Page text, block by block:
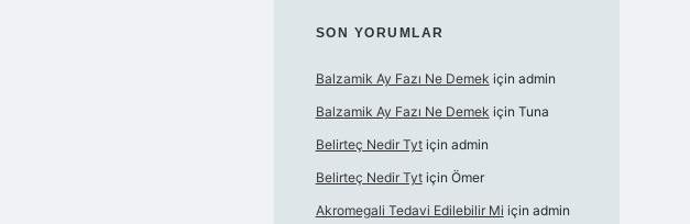
SON YORUMLAR
Balzamik Ay Fazı Ne Demek için admin
Balzamik Ay Fazı Ne Demek için Tuna
Belirteç Nedir Tytiçin admin
Belirteç Nedir Tytiçin Ömer
Akromegali Tedavi Edilebilir Mi için admin